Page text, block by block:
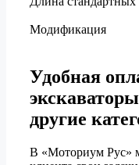
Модификация
Удобная
другие
В «Моториум Рус»